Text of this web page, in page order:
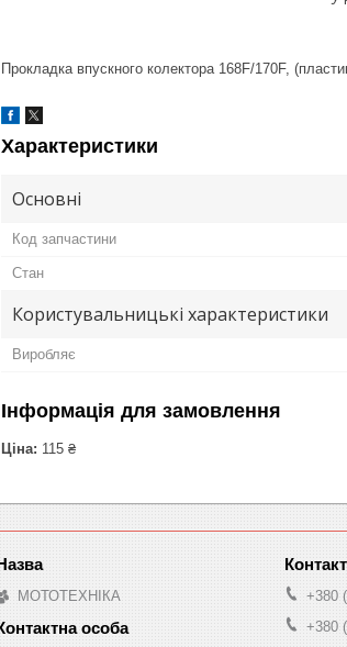
Прокладка впускного колектора 168F/170F,
Характеристики
Основні
Код запчастини
Стан
Користувальницькі характеристики
Виробляє
Інформація для замовлення
Ціна: 115 ₴
МОТОТЕХНІКА
+380
+380